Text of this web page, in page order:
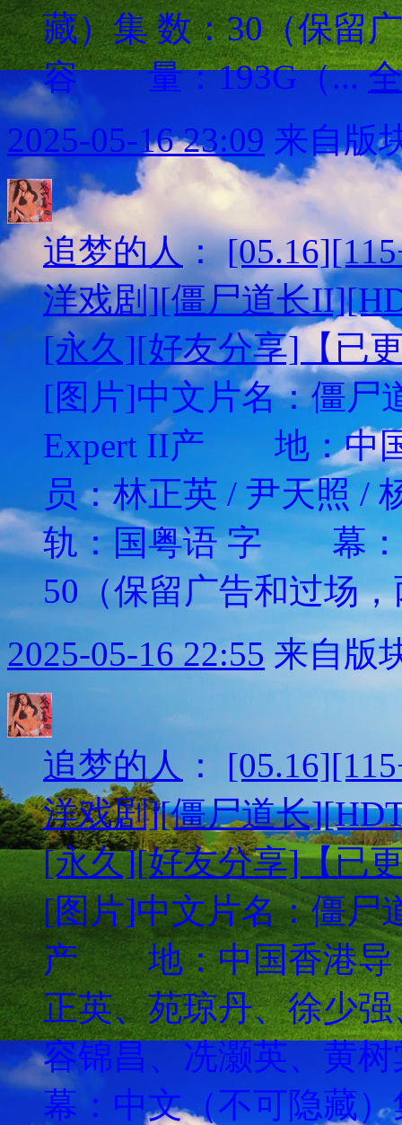
藏）集 数：30（保留
容 量：193G（...
2025-05-16 23:09 来自版
追梦的人：
洋戏剧][僵尸道长
[永久][好友分享]【已
[图片]中文片名：僵尸
Expert II产 地：
员：林正英 / 尹天照
轨：国粤语 字 幕：
50（保留广告和过场
2025-05-16 22:55来自版
追梦的人 ：
洋戏剧][僵尸道长
[永久][好友分享]【已
[图片]中文片名：僵尸
产 地：中国香港
正英、苑琼丹、徐少
容锦昌、冼灏英、
幕：中文（不可隐藏